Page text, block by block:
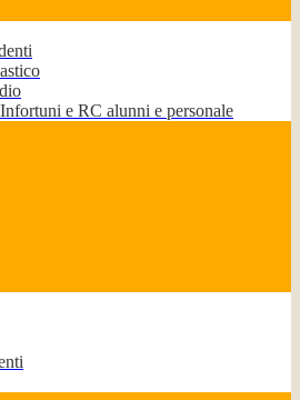
e RC alunni e personale